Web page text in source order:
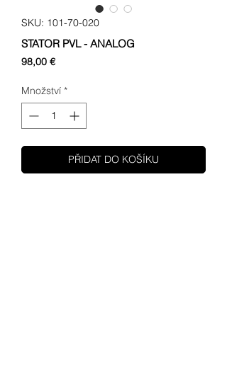
SKU: 101-70-020
STATOR PVL - ANALOG
98,00 €Cena
Množství *
PŘIDAT DO KOŠÍKU